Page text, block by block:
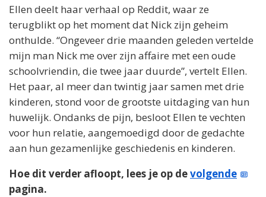
Ellen deelt haar verhaal op Reddit, waar ze
terugblikt op het moment dat Nick zijn geheim
onthulde. “Ongeveer drie maanden geleden vertelde
mijn man Nick me over zijn affaire met een oude
schoolvriendin, die twee jaar duurde”, vertelt Ellen.
Het paar, al meer dan twintig jaar samen met drie
kinderen, stond voor de grootste uitdaging van hun
huwelijk. Ondanks de pijn, besloot Ellen te vechten
voor hun relatie, aangemoedigd door de gedachte
aan hun gezamenlijke geschiedenis en kinderen.
Hoe dit verder afloopt, lees je op devolgende
pagina.